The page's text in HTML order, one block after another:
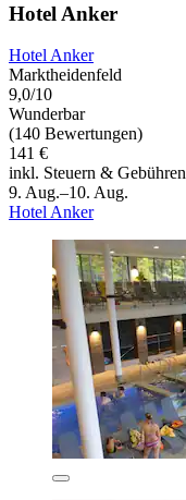
Hotel Anker
Hotel Anker
Marktheidenfeld
9,0/10
Wunderbar
(140 Bewertungen)
141 €
inkl. Steuern & Gebühren
9. Aug.–10. Aug.
Hotel Anker